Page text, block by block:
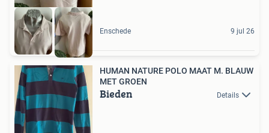
Enschede 9 jul 26
HUMAN NATURE POLO MAAT M. BLAUW
MET GROEN
Bieden Details